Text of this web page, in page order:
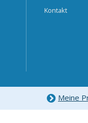
Kontakt
Meine